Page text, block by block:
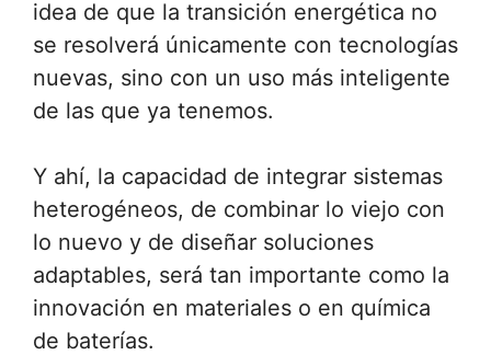
idea de que la transición energética no
se resolverá únicamente con tecnologías
nuevas, sino con un uso más inteligente
de las que ya tenemos.
Y ahí, la capacidad de integrar sistemas
heterogéneos, de combinar lo viejo con
lo nuevo y de diseñar soluciones
adaptables, será tan importante como la
innovación en materiales o en química
de baterías.